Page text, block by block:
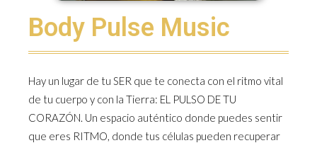
Body Pulse Music
Hay un lugar de tu SER que te conecta con el ritmo vital
de tu cuerpo y con la Tierra: EL PULSO DE TU
CORAZÓN. Un espacio auténtico donde puedes sentir
que eres RITMO, donde tus células pueden recuperar